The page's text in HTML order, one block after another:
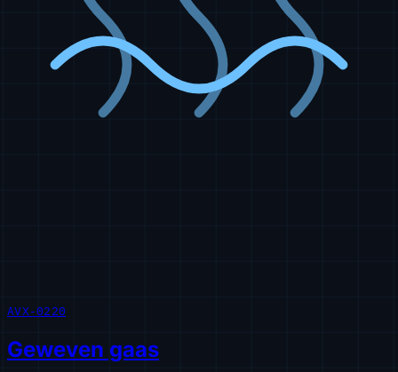
AVX-0220
Geweven gaas